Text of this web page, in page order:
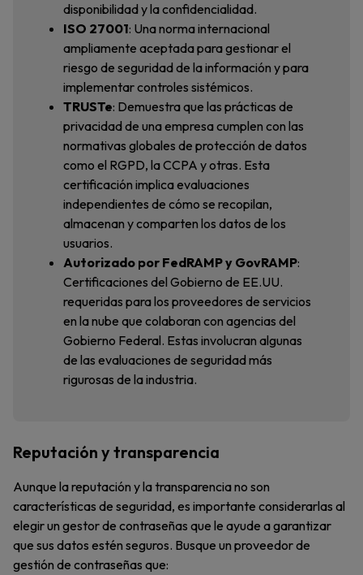
disponibilidad y la confidencialidad.
ISO 27001: Una norma internacional
ampliamente aceptada para gestionar el
riesgo de seguridad de la información y para
implementar controles sistémicos.
TRUSTe: Demuestra que las prácticas de
privacidad de una empresa cumplen con las
normativas globales de protección de datos
como el RGPD, la CCPA y otras. Esta
certificación implica evaluaciones
independientes de cómo se recopilan,
almacenan y comparten los datos de los
usuarios.
Autorizado por FedRAMP y GovRAMP:
Certificaciones del Gobierno de EE.UU.
requeridas para los proveedores de servicios
en la nube que colaboran con agencias del
Gobierno Federal. Estas involucran algunas
de las evaluaciones de seguridad más
rigurosas de la industria.
Reputación y transparencia
Aunque la reputación y la transparencia no son
características de seguridad, es importante considerarlas al
elegir un gestor de contraseñas que le ayude a garantizar
que sus datos estén seguros. Busque un proveedor de
gestión de contraseñas que: